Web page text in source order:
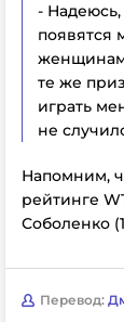
- Надеюсь,
появятся
те же
играть
не
Напомним,
рейтинге
Соболенко
Перевод: